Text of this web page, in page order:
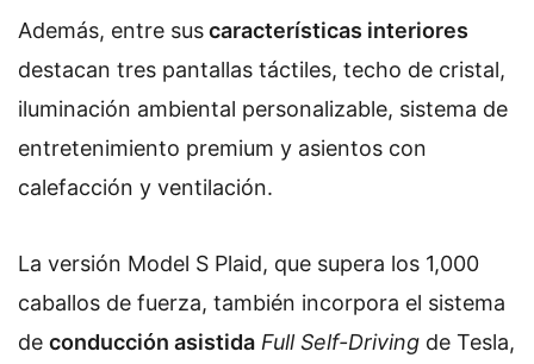
Además, entre suscaracterísticas interiores
destacan tres pantallas táctiles, techo de cristal,
iluminación ambiental personalizable, sistema de
entretenimiento premium y asientos con
calefacción y ventilación.
La versión Model S Plaid, que supera los 1,000
caballos de fuerza, también incorpora el sistema
de conducción asistida Full Self-Driving de Tesla,